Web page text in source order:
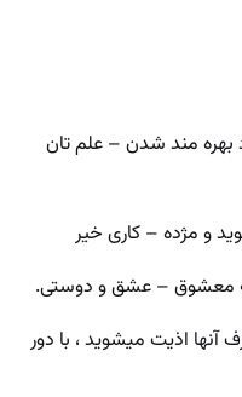
مند شدن – علم تان
و مژده – کاری خیر
به معشوق – عشق و دوستی.
اذیت میشوید ، با دور